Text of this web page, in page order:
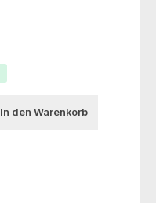
In den Warenkorb